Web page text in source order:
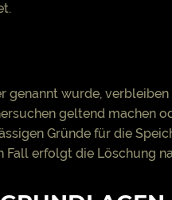
wurde,
geltend machen
Gründe für die
erfolgt die Löschung